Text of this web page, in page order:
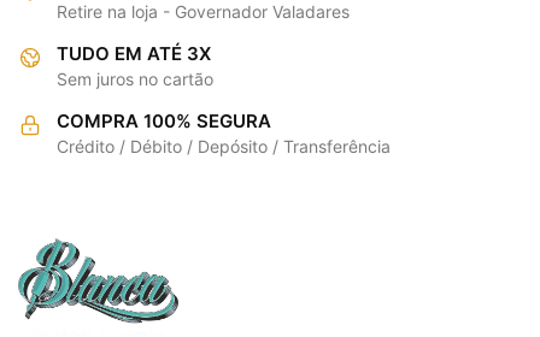
Retire na loja - Governador Valadares
TUDO EM ATÉ 3X
Sem juros no cartão
COMPRA 100% SEGURA
Crédito / Débito / Depósito / Transferência